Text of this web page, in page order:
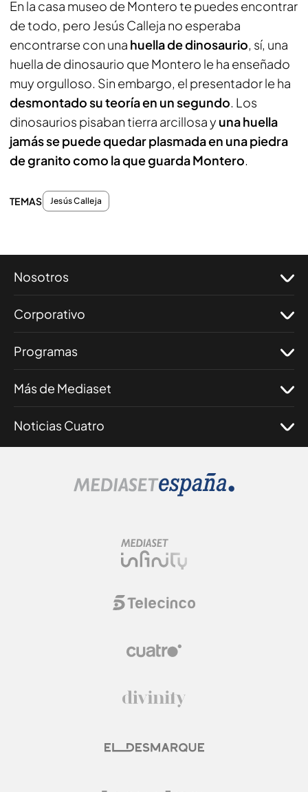
En la casa museo de Montero te puedes encontrar
de todo, pero Jesús Calleja no esperaba
encontrarse con una huella de dinosaurio, sí, una
huella de dinosaurio que Montero le ha enseñado
muy orgulloso. Sin embargo, el presentador le ha
desmontado su teoría en un segundo. Los
dinosaurios pisaban tierra arcillosa y una huella
jamás se puede quedar plasmada en una piedra
de granito como la que guarda Montero.
TEMAS Jesús Calleja
Nosotros
Corporativo
Programas
Más de Mediaset
Noticias Cuatro